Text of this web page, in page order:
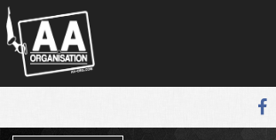
Panneau de gestion des cookies